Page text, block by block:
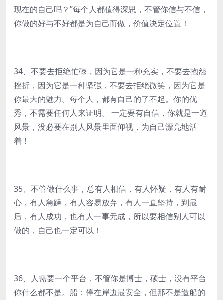
现在的自己吗？”每个人都值得深思，不管你信与不信，
你做的好与不好都是为自己而做，价值决定位置！
34、不要去拒绝忙碌，因为它是一种充实，不要去抱怨
挫折，因为它是一种坚强，不要去拒绝微笑，因为它是
你最大的魅力。每个人，都有自己的了不起。你的优
秀，不需要任何人来证明。 一定要有自信，你就是一道
风景，没必要在别人风景里面仰视，为自己漂亮地活
着！
35、不管做什么事，总有人相信，有人怀疑，有人有耐
心，有人急躁，有人容易放弃，有人一直坚持，到最
后，有人成功，也有人一事无成，所以要相信别人可以
做的，自己也一定可以！
36、人需要一个平台，不管你是博士，硕士，没有平台
你什么都不是。船：停在岸边最安全，但那不是造船的